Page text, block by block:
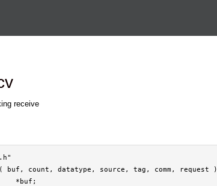
receive
buf, count, datatype, source, tag, comm, request )
*buf;